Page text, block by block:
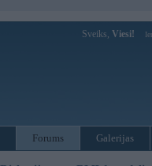
Sveiks, Viesi!
Forums Galerijas